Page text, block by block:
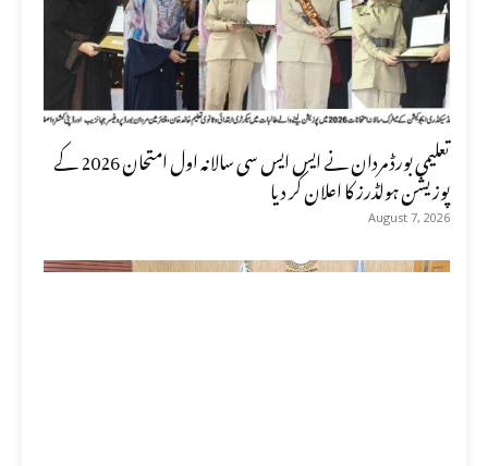
تعلیمی بورڈ مردان نے ایس ایس سی سالانہ اول امتحان 2026 کے
پوزیشن ہولڈرز کا اعلان کر دیا
August 7, 2026